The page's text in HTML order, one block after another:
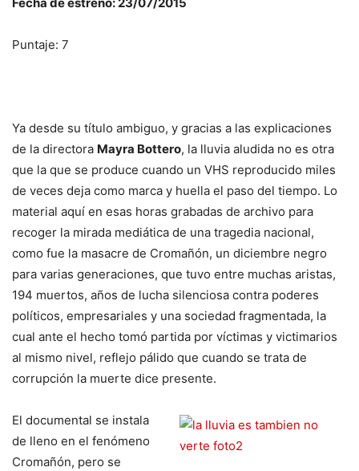
Puntaje: 7
Ya desde su título ambiguo, y gracias a las explicaciones
de la directora Mayra Bottero, la lluvia aludida no es otra
que la que se produce cuando un VHS reproducido miles
de veces deja como marca y huella el paso del tiempo. Lo
material aquí en esas horas grabadas de archivo para
recoger la mirada mediática de una tragedia nacional,
como fue la masacre de Cromañón, un diciembre negro
para varias generaciones, que tuvo entre muchas aristas,
194 muertos, años de lucha silenciosa contra poderes
políticos, empresariales y una sociedad fragmentada, la
cual ante el hecho tomó partida por víctimas y victimarios
al mismo nivel, reflejo pálido que cuando se trata de
corrupción la muerte dice presente.
El documental se instala
de lleno en el fenómeno
Cromañón, pero se